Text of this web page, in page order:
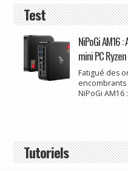
Test
NiPoGi AM16
mini PC Ryzen
Fatigué des
encombrants
NiPoGi AM16
Tutoriels